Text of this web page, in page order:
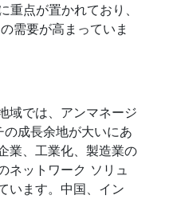
重点が置かれており、
需要が高まっていま
域では、アンマネージ
の成長余地が大いにあ
業、工業化、製造業の
ネットワーク ソリュ
います。中国、イン